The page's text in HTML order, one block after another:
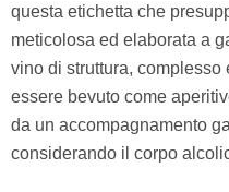
questa etichetta che
meticolosa ed elaborata a
vino di struttura, complesso
essere bevuto come
da un accompagnamento
considerando il corpo